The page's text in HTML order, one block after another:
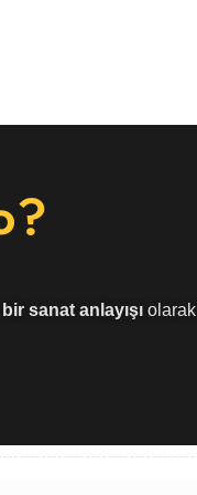
bir sanat anlayışı olarak